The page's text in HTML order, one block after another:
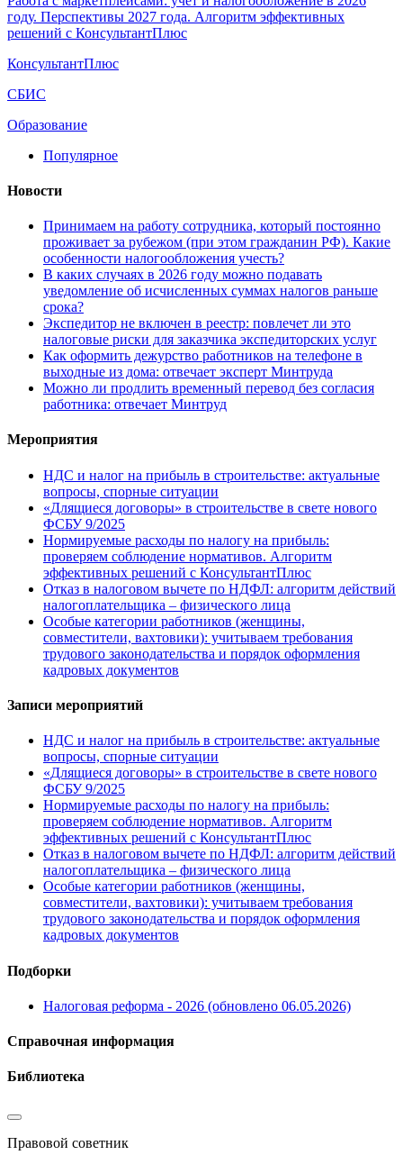
году. Перспективы 2027 года. Алгоритм эффективных
решений с КонсультантПлюс
КонсультантПлюс
СБИС
Образование
Популярное
Новости
Принимаем на работу сотрудника, который постоянно
проживает за рубежом (при этом гражданин РФ). Какие
особенности налогообложения учесть?
В каких случаях в 2026 году можно подавать
уведомление об исчисленных суммах налогов раньше
срока?
Экспедитор не включен в реестр: повлечет ли это
налоговые риски для заказчика экспедиторских услуг
Как оформить дежурство работников на телефоне в
выходные из дома: отвечает эксперт Минтруда
Можно ли продлить временный перевод без согласия
работника: отвечает Минтруд
Мероприятия
НДС и налог на прибыль в строительстве: актуальные
вопросы, спорные ситуации
«Длящиеся договоры» в строительстве в свете нового
ФСБУ 9/2025
Нормируемые расходы по налогу на прибыль:
проверяем соблюдение нормативов. Алгоритм
эффективных решений с КонсультантПлюс
Отказ в налоговом вычете по НДФЛ: алгоритм действий
налогоплательщика – физического лица
Особые категории работников (женщины,
совместители, вахтовики): учитываем требования
трудового законодательства и порядок оформления
кадровых документов
Записи мероприятий
НДС и налог на прибыль в строительстве: актуальные
вопросы, спорные ситуации
«Длящиеся договоры» в строительстве в свете нового
ФСБУ 9/2025
Нормируемые расходы по налогу на прибыль:
проверяем соблюдение нормативов. Алгоритм
эффективных решений с КонсультантПлюс
Отказ в налоговом вычете по НДФЛ: алгоритм действий
налогоплательщика – физического лица
Особые категории работников (женщины,
совместители, вахтовики): учитываем требования
трудового законодательства и порядок оформления
кадровых документов
Подборки
Налоговая реформа - 2026 (обновлено 06.05.2026)
Справочная информация
Библиотека
Правовой советник